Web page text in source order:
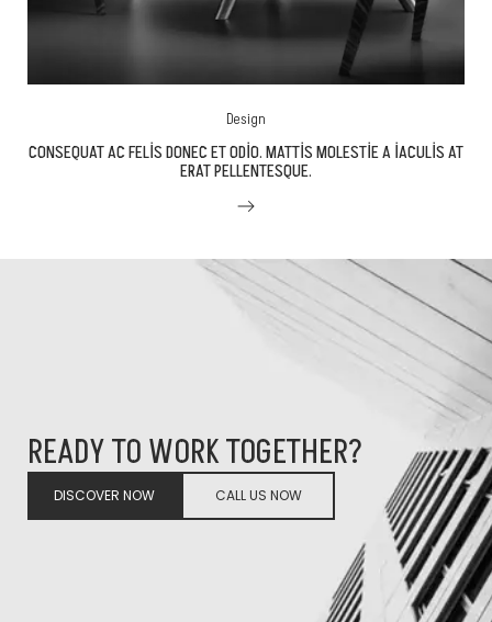
Design
CONSEQUAT AC FELIS DONEC ET ODIO. MATTIS MOLESTIE A IACULIS AT
ERAT PELLENTESQUE.
READY TO WORK TOGETHER?
DISCOVER NOW CALL US NOW